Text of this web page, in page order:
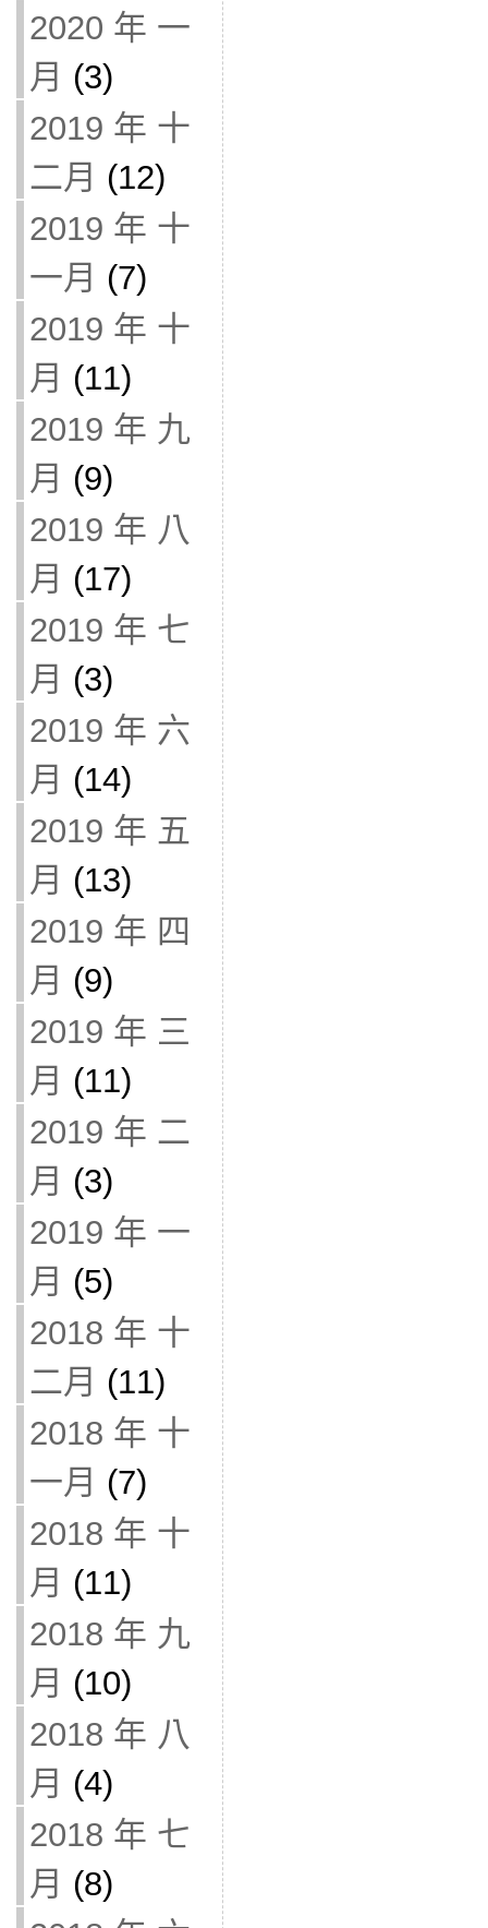
2020 年 一
月 (3)
2019 年 十
二月 (12)
2019 年 十
一月 (7)
2019 年 十
月 (11)
2019 年 九
月 (9)
2019 年 八
月 (17)
2019 年 七
月 (3)
2019 年 六
月 (14)
2019 年 五
月 (13)
2019 年 四
月 (9)
2019 年 三
月 (11)
2019 年 二
月 (3)
2019 年 一
月 (5)
2018 年 十
二月 (11)
2018 年 十
一月 (7)
2018 年 十
月 (11)
2018 年 九
月 (10)
2018 年 八
月 (4)
2018 年 七
月 (8)